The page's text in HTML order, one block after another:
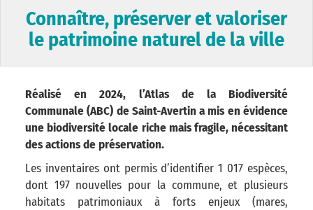
Connaître, préserver et valoriser
le patrimoine naturel de la ville
Réalisé en 2024, l’Atlas de la Biodiversité
Communale (ABC) de Saint-Avertin a mis en évidence
une biodiversité locale riche mais fragile, nécessitant
des actions de préservation.
Les inventaires ont permis d’identifier 1 017 espèces,
dont 197 nouvelles pour la commune, et plusieurs
habitats patrimoniaux à forts enjeux (mares,